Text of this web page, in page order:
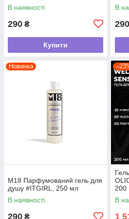
В наявності
290 ₴
Купити
В
290
Новинка
М18 Парфумований гель для
душу #ITGIRL, 250 мл
В наявності
290 ₴
200
В
1